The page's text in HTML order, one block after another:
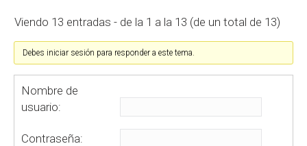
Viendo 13 entradas - de la 1 a la 13 (de un total de 13)
Debes iniciar sesión para responder a este tema.
Nombre de
usuario:
Contraseña: